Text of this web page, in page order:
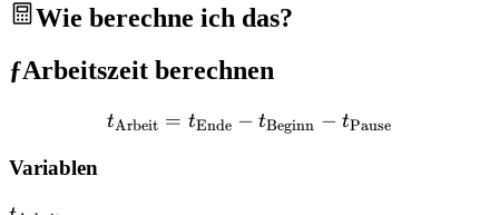
Wie berechne ich das?
ƒArbeitszeit berechnen
t_{\text{Arbeit}} =
tArbeit = tEnde − tBeginn − tPause
Variablen